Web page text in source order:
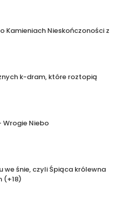
Kamieniach Nieskończoności z
k-dram, które roztopią
Wrogie Niebo
we śnie, czyli Śpiąca królewna
(+18)